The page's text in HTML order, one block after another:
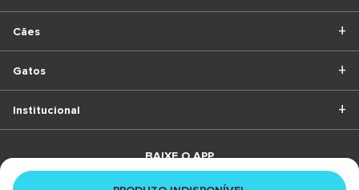
Cães
Gatos
Institucional
BAIXE O APP